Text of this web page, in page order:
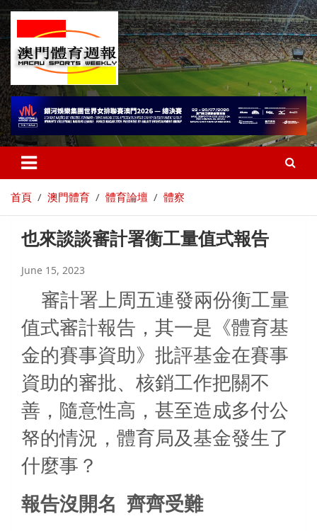
首頁 澳門體育 體育論壇 體察
也來談談審計署衡工量值式報告
June 15, 2023
審計署上周五連發兩份衡工量
值式審計報告，其一是《體育基
金的賽事資助》批評基金在賽事
資助的審批、核銷工作把關不
善，隨意性高，甚至造成多付公
帑的情況，體育局及基金發生了
什麼事？
報告沒開名 齊齊受難